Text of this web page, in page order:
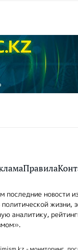
Правила
последние новости
политической жизни,
аналитику,